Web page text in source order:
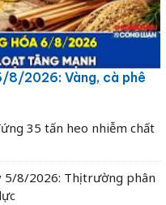
8/2026: Vàng, cà phê
35 tấn heo nhiễm chất
5/8/2026: Thị trường phân